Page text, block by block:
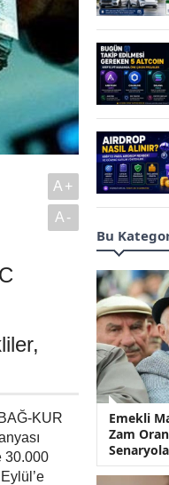
A+
A-
KUR
30.000
Bu
Emekli
Zam